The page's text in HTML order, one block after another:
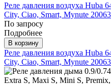
Реле давления воздуха Huba
City, Ciao, Smart, Mynute
По запросу
Подробнее
В корзину
Реле давления воздуха Huba
City, Ciao, Smart, Mynute